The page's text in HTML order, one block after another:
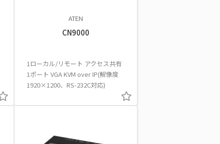
ATEN
CN9000
1ローカル/リモート アクセス共有
1ポート VGA KVM over IP(解像度
1920×1200、RS-232C対応)